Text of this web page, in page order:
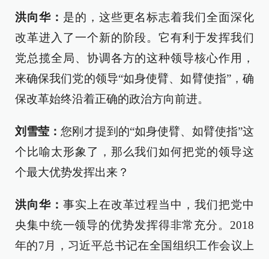
洪向华： 是的，这些更名标志着我们全面深化
改革进入了一个新的阶段。它有利于发挥我们
党总揽全局、协调各方的这种领导核心作用，
来确保我们党的领导“如身使臂、如臂使指”，确
保改革始终沿着正确的政治方向前进。
刘雪莹：您刚才提到的“如身使臂、如臂使指”这
个比喻太形象了，那么我们如何把党的领导这
个最大优势发挥出来？
洪向华： 事实上在改革过程当中，我们把党中
央集中统一领导的优势发挥得非常充分。2018
年的7月，习近平总书记在全国组织工作会议上